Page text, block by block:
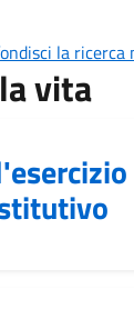
la
vita